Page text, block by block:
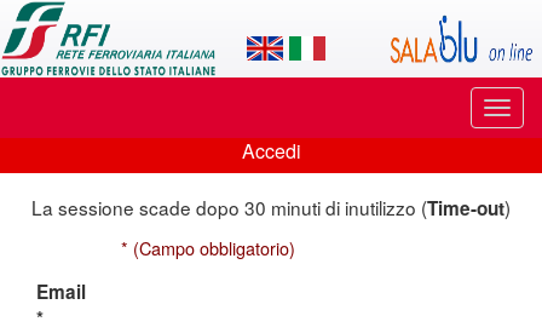
Applicazione
SalaBlu
Online
di
Rete
Ferroviaria
Italiana
di
Accedi
Accedi
La sessione scade dopo 30 minuti di inutilizzo (Time-out)
* (Campo obbligatorio)
Email
*